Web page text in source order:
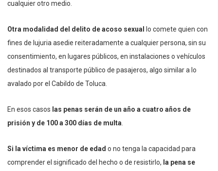
cualquier otro medio.
Otra modalidad del delito de acoso sexual lo comete quien con
fines de lujuria asedie reiteradamente a cualquier persona, sin su
consentimiento, en lugares públicos, en instalaciones o vehículos
destinados al transporte público de pasajeros, algo similar a lo
avalado por el Cabildo de Toluca.
En esos casos las penas serán de un año a cuatro años de
prisión y de 100 a 300 días de multa
Si la víctima es menor de edad o no tenga la capacidad para
comprender el significado del hecho o de resistirlo, la pena se